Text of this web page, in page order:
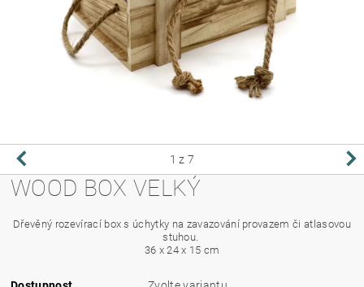
1 z 7
WOOD BOX VELKÝ
Dřevěný rozevírací box s úchytky na zavazování provazem či atlasovou
stuhou.
36 x 24 x 15 cm